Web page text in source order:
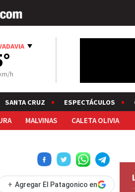
h
SANTA CRUZ ESPECTÁCULOS
MALVINAS CALETA OLIVIA
+ Agregar El Patagonico en